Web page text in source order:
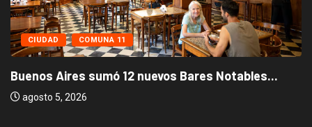
CIUDAD COMUNA 11
Buenos Aires sumó 12 nuevos Bares Notables...
agosto 5, 2026